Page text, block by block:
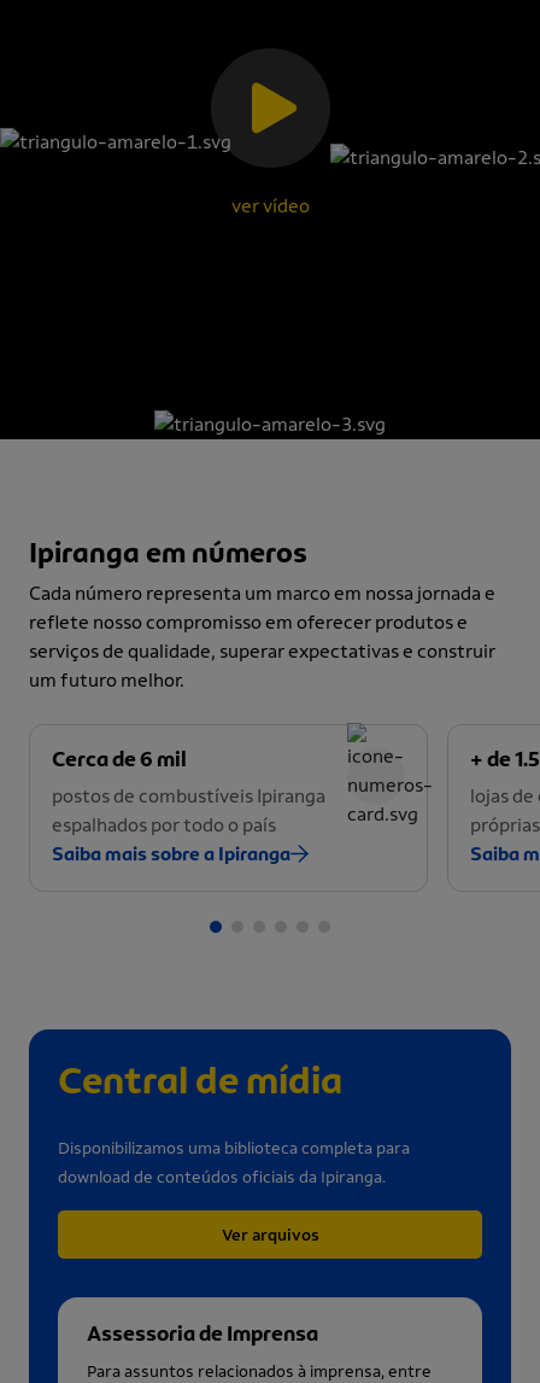
ver vídeo
Ipiranga em números
Cada número representa um marco em nossa jornada e
reflete nosso compromisso em oferecer produtos e
serviços de qualidade, superar expectativas e construir
um futuro melhor.
Cerca de 6 mil
postos de combustíveis Ipiranga
espalhados por todo o país
Saiba mais sobre a Ipiranga
+ de
lojas
Saiba
Central de mídia
Disponibilizamos uma biblioteca completa para
download de conteúdos oficiais da Ipiranga.
Ver arquivos
Assessoria de Imprensa
Para assuntos relacionados à imprensa, entre